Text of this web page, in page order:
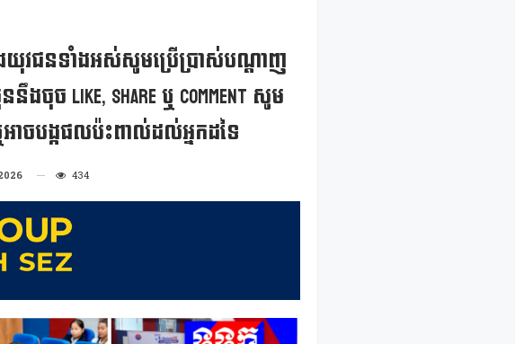
យុវជនទាំងអស់សូមប្រើប្រាស់បណ្តាញ
ចុច Like, Share ឬ Comment សូម
ចបង្កផលប៉ះពាល់ដល់អ្នកដទៃ
434